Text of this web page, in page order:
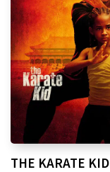
THE KARATE KID